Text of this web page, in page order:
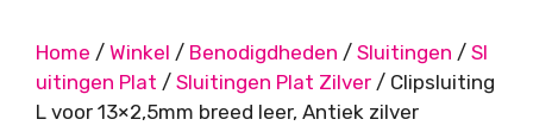
Home / Winkel / Benodigdheden / Sluitingen / Sl
uitingen Plat / Sluitingen Plat Zilver / Clipsluiting
L voor 13×2,5mm breed leer, Antiek zilver